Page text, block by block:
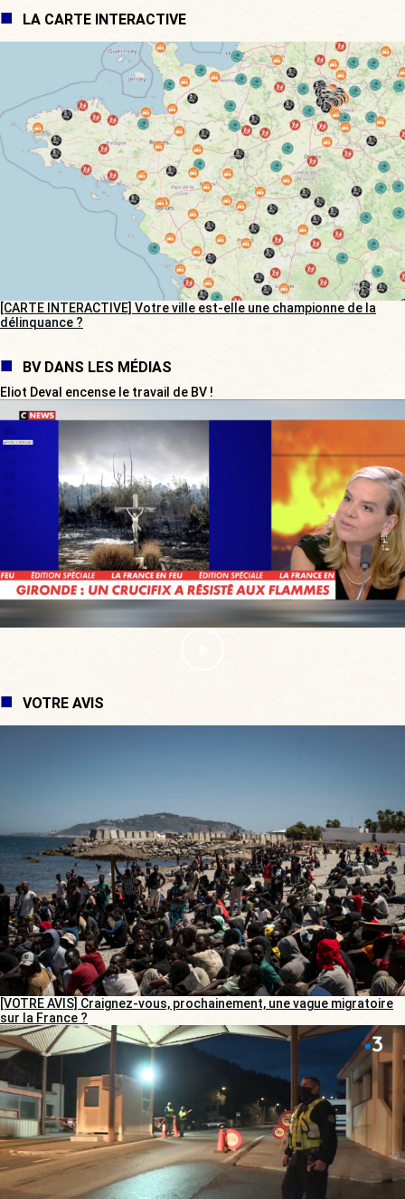
LA CARTE INTERACTIVE
[CARTE INTERACTIVE] Votre ville est-elle une championne de la
délinquance ?
BV DANS LES MÉDIAS
Eliot Deval encense le travail de BV !
VOTRE AVIS
[VOTRE AVIS] Craignez-vous, prochainement, une vague migratoire
sur la France ?